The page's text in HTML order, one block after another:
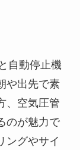
自動停止機
や出先で素
、空気圧管
のが魅力で
ングやサイ